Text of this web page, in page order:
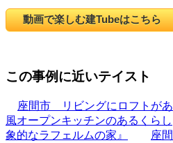
動画で楽しむ建Tubeはこちら
この事例に近いテイスト
座間市 リビングにロフトが
風オープンキッチンのあるくらし
象的なラフェルムの家』
座